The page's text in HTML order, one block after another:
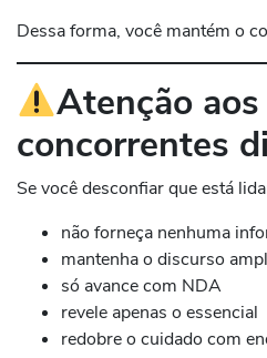
Dessa forma, você mantém o
Atenção aos
concorrentes
Se você desconfiar que está
não forneça nenhuma
mantenha o discurso
só avance com NDA
revele apenas o essencial
redobre o cuidado com